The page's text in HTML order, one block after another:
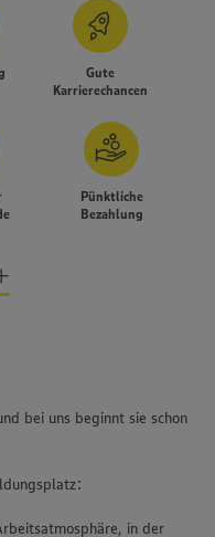
Gute
Karrierechancen
Pünktliche
Bezahlung
bei uns beginnt sie schon
in der